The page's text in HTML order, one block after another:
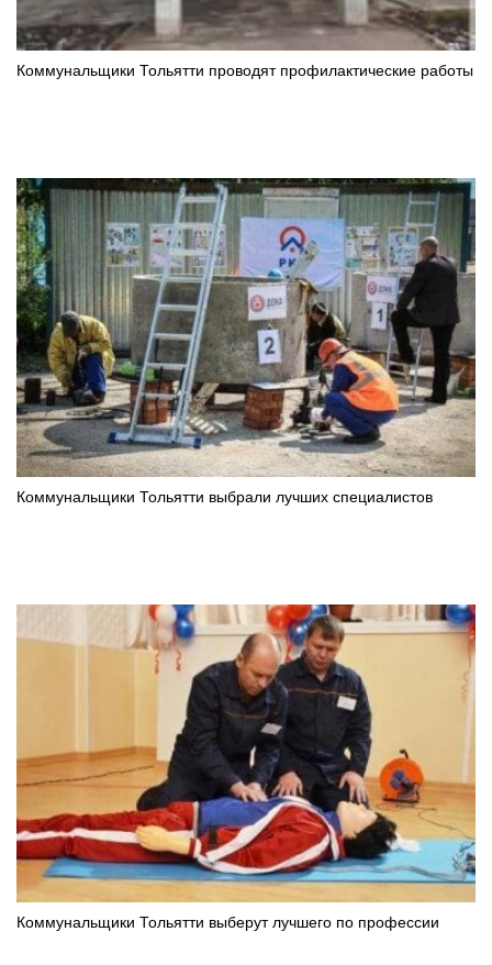
Коммунальщики Тольятти проводят профилактические работы
Коммунальщики Тольятти выбрали лучших специалистов
Коммунальщики Тольятти выберут лучшего по профессии